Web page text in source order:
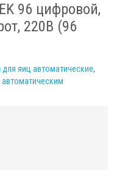
96 цифровой,
220В (96
для яиц автоматические,
автоматическим